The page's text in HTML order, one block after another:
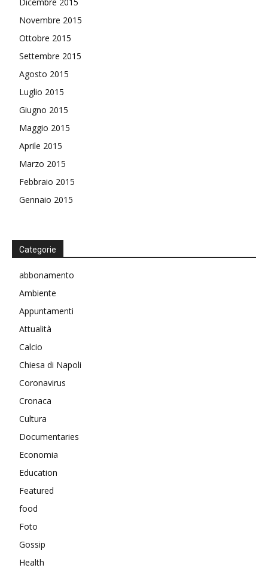
Novembre 2015
Ottobre 2015
Settembre 2015
Agosto 2015
Luglio 2015
Giugno 2015
Maggio 2015
Aprile 2015
Marzo 2015
Febbraio 2015
Gennaio 2015
Categorie
abbonamento
Ambiente
Appuntamenti
Attualità
Calcio
Chiesa di Napoli
Coronavirus
Cronaca
Cultura
Documentaries
Economia
Education
Featured
food
Foto
Gossip
Health